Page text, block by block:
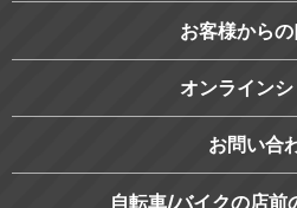
お客様からの
オンライン
お問い合
自転車/バイクの店前